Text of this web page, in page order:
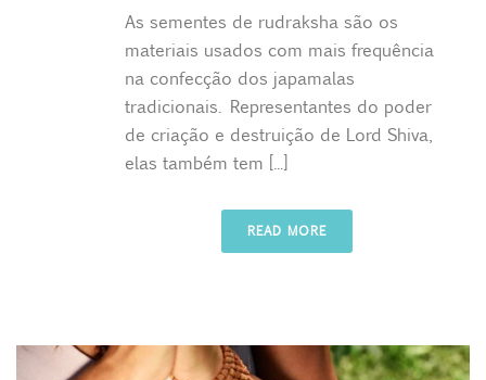
As sementes de rudraksha são os
materiais usados com mais frequência
na confecção dos japamalas
tradicionais. Representantes do poder
de criação e destruição de Lord Shiva,
elas também tem [...]
READ MORE